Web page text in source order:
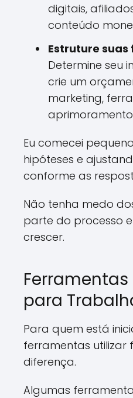
digitais,
conteúdo
Estruture suas
Determine seu
crie um
marketing,
Eu comecei
hipóteses e
conforme as
Não tenha medo
parte do processo
crescer.
Ferramentas
para
Para quem está
ferramentas utilizar
diferença.
Algumas